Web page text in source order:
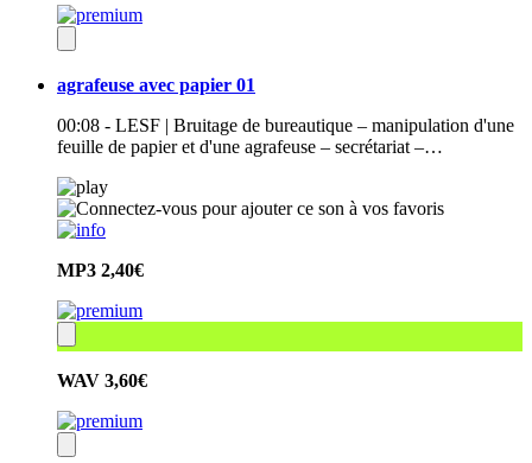
agrafeuse avec papier 01
00:08 - LESF | Bruitage de bureautique – manipulation d'une
feuille de papier et d'une agrafeuse – secrétariat –…
MP3 2,40€
WAV 3,60€